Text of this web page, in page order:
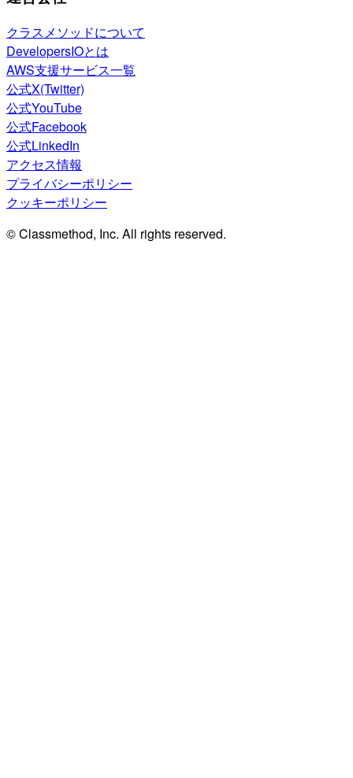
クラスメソッドについて
DevelopersIOとは
AWS支援サービス一覧
公式X(Twitter)
公式YouTube
公式Facebook
公式LinkedIn
アクセス情報
プライバシーポリシー
クッキーポリシー
© Classmethod, Inc. All rights reserved.